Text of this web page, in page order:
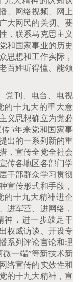
、网络视频、网上
大网民的关切。要
，联系马克思主义
和国家事业的历史
思想和工作实际，
百姓听得懂、能领
党刊、电台、电视
的十九大的重大意
义思想确立为党必
5年来党和国家事
出的一系列新的重
，宣传全党全社会
传各地区各部门学
干部群众学习贯彻
宣传形式和手段，
的十九大精神进企
进军营、进网络，
神，进一步鼓足干
权威访谈、开设专
系列评论言论和理
一端”等新技术新
络宣传的实效性和
的十九大精神，宣